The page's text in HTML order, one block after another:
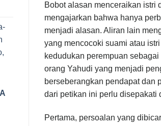
Bobot alasan menceraikan istri
mengajarkan bahwa hanya
menjadi alasan. Aliran lain
yang mencocoki suami atau
kedudukan perempuan
orang Yahudi yang menjadi
berseberangkan pendapat dan
dari petikan ini perlu disepakati
Pertama, persoalan yang